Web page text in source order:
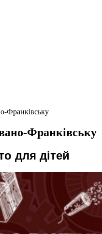
Франківську
Франківську
для дітей